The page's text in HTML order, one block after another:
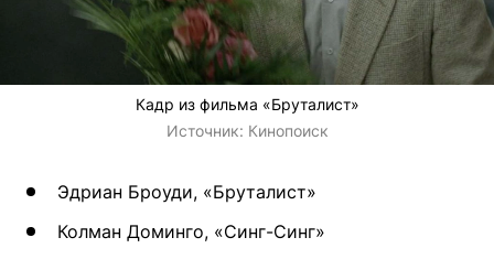
Кадр из фильма «Бруталист»
Источник: Кинопоиск
Эдриан Броуди, «Бруталист»
Колман Доминго, «Синг-Синг»